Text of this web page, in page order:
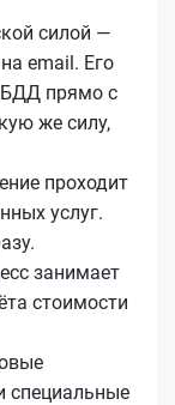
силой —
email. Его
прямо с
же силу,
проходит
услуг.
занимает
стоимости
специальные